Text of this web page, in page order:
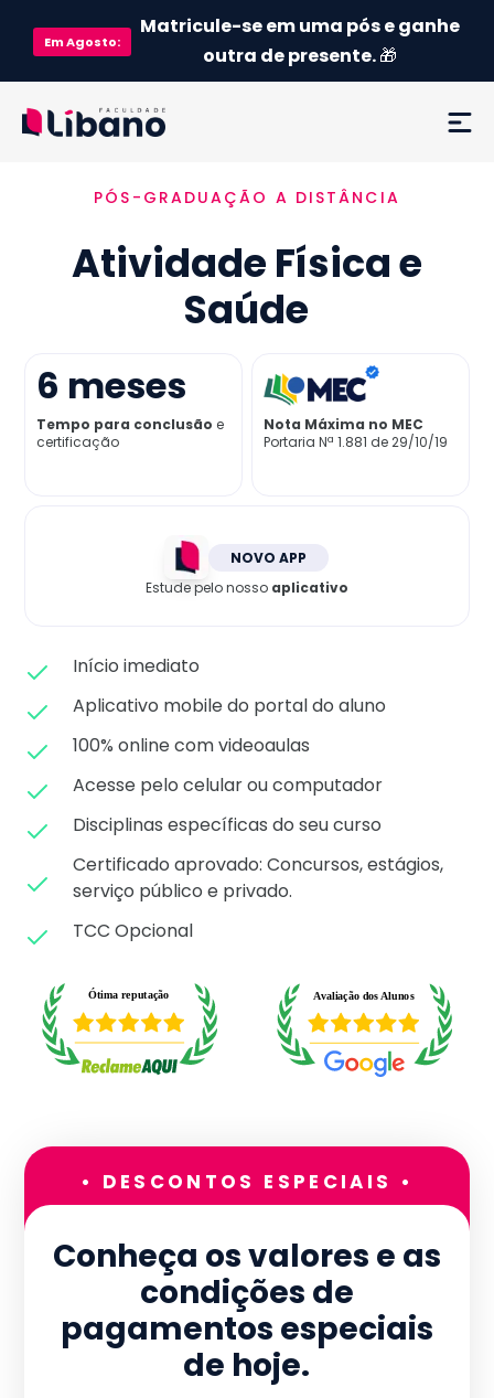
EmAgosto:
Matricule-se em uma pós e ganhe
outra de presente.🎁
Ementa
Como funciona
Credenciamento MEC
Preço
Já sou aluno
PÓS-GRADUAÇÃO A DISTÂNCIA
Atividade Física e
Saúde
6 meses
Tempo para conclusão e
certificação
Nota Máxima no MEC
Portaria Nª 1.881 de 29/10/19
NOVO APP
Estude pelo nosso aplicativo
Início imediato
Aplicativo mobile do portal do aluno
100% online com videoaulas
Acesse pelo celular ou computador
Disciplinas específicas do seu curso
Certificado aprovado: Concursos, estágios,
serviço público e privado.
TCC Opcional
• DESCONTOS ESPECIAIS •
Conheça os valores e as
condições de
pagamentos especiais
de hoje.